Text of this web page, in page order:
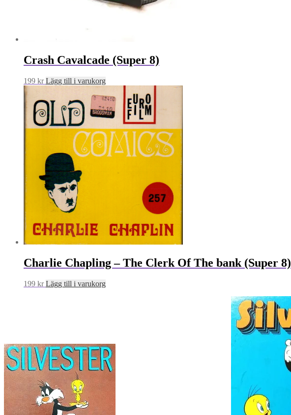
Crash Cavalcade (Super 8)
199 kr Lägg till i varukorg
Charlie Chapling – The Clerk Of The bank (Super 8)
199 kr Lägg till i varukorg